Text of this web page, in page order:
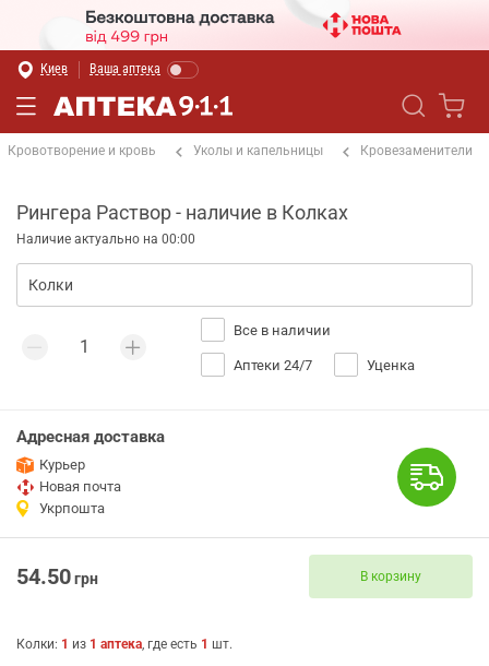
Киев Ваша аптека
Кровотворение и кровь Уколы и капельницы Кровезаменители
Рингера Раствор - наличие в Колках
Наличие актуально на 00:00
Все в наличии
Аптеки 24/7 Уценка
Адресная доставка
Курьер
Новая почта
Укрпошта
54.50грн В корзину
Колки: 1 из 1 аптека, где есть 1 шт.